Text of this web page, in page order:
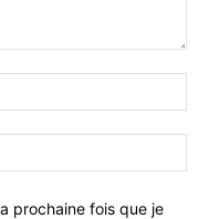
prochaine fois que je